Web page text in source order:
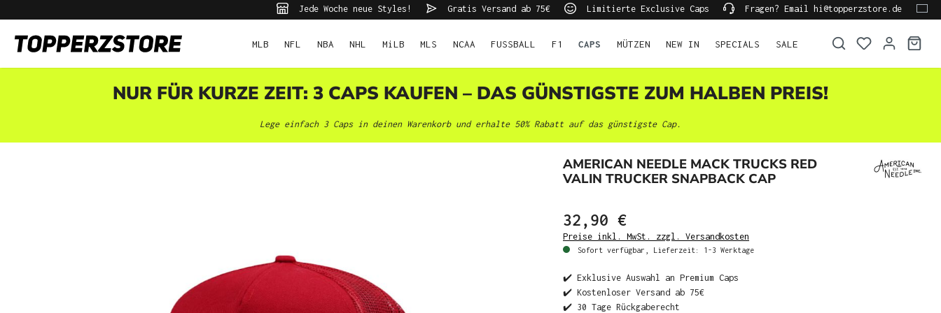
Jede Woche neue Styles! Gratis Versand ab 75€ Limitierte Exclusive Caps Fragen? Email hi@topperzstore.de
MLB NFL NBA NHL MiLB MLS NCAA FUSSBALL F1 CAPS MÜTZEN NEW IN SPECIALS SALE
NUR FÜR KURZE ZEIT: 3 CAPS KAUFEN – DAS GÜNSTIGSTE ZUM HALBEN PREIS!
Lege einfach 3 Caps in deinen Warenkorb und erhalte 50% Rabatt auf das günstigste Cap.
AMERICAN NEEDLE MACK TRUCKS RED
VALIN TRUCKER SNAPBACK CAP
32,90 €
Preise inkl. MwSt. zzgl. Versandkosten
Sofort verfügbar, Lieferzeit: 1-3 Werktage
✔️ Exklusive Auswahl an Premium Caps
✔️ Kostenloser Versand ab 75€
✔️ 30 Tage Rückgaberecht